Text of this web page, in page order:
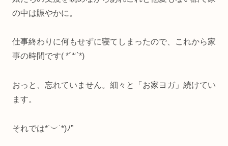
の中は賑やかに。
仕事終わりに何もせずに寝てしまったので、これから家
事の時間です( *´꒳`*)
おっと、忘れていません。細々と「お家ヨガ」続けてい
ます。
それでは*˙︶˙*)ﾉ”